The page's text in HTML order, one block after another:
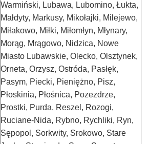
Warmiński, Lubawa, Lubomino, Łukta,
Małdyty, Markusy, Mikołajki, Milejewo,
Miłakowo, Miłki, Miłomłyn, Młynary,
Morąg, Mrągowo, Nidzica, Nowe
Miasto Lubawskie, Olecko, Olsztynek,
Orneta, Orzysz, Ostróda, Pasłęk,
Pasym, Piecki, Pieniężno, Pisz,
Płoskinia, Płośnica, Pozezdrze,
Prostki, Purda, Reszel, Rozogi,
Ruciane-Nida, Rybno, Rychliki, Ryn,
Sępopol, Sorkwity, Srokowo, Stare